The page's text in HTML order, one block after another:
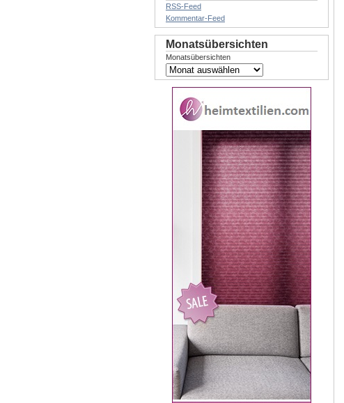
RSS-Feed
Kommentar-Feed
Monatsübersichten
Monatsübersichten